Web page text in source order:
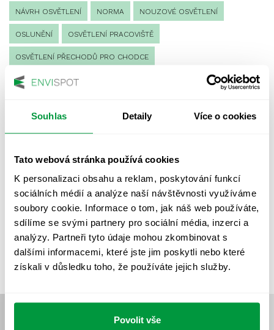
Souhlas Detaily Více o cookies
Tato webová stránka používá cookies
K personalizaci obsahu a reklam, poskytování funkcí
sociálních médií a analýze naší návštěvnosti využíváme
soubory cookie. Informace o tom, jak náš web používáte,
sdílíme se svými partnery pro sociální média, inzerci a
analýzy. Partneři tyto údaje mohou zkombinovat s
dalšími informacemi, které jste jim poskytli nebo které
získali v důsledku toho, že používáte jejich služby.
Povolit vše
NÁVRH OSVĚTLENÍ NORMA NOUZOVÉ OSVĚTLENÍ
OSLUNĚNÍ OSVĚTLENÍ PRACOVIŠTĚ
OSVĚTLENÍ PŘECHODŮ PRO CHODCE
OSVĚTLENÍ SPORTOVIŠŤ
VÝPOČET OSVĚTLENÍ VÝPOČET ZASTÍNĚNÍ
VÝPOČTY A NÁVRHY
ZKOUŠKY NOUZOVÉHO OSVĚTLENÍ